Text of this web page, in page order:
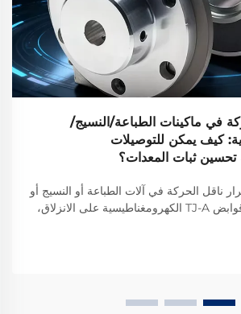
في ماكينات الطباعة/النسيج/
كيف يمكن للتوصيلات
تحسين ثبات المعدات؟
ناقل الحركة في آلات الطباعة أو النسيج أو
الكيماويات؟ تقضي قوابض TJ-A الكهرومغناطيسية على الانزلاق،
المصنعة الرائدة عالميًا موثوقية بنسبة